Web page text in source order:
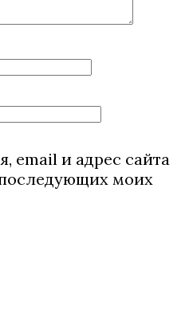
email и адрес сайта
моих